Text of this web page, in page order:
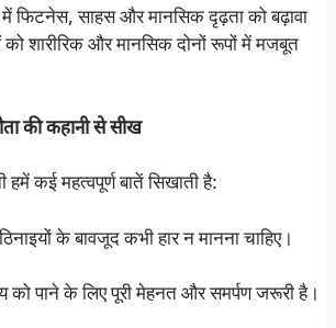
फिटनेस, साहस और मानसिक दृढ़ता को बढ़ावा
को शारीरिक और मानसिक दोनों रूपों में मजबूत
की कहानी से सीख
हमें कई महत्वपूर्ण बातें सिखाती है:
के बावजूद कभी हार न मानना चाहिए।
को पाने के लिए पूरी मेहनत और समर्पण जरूरी है।